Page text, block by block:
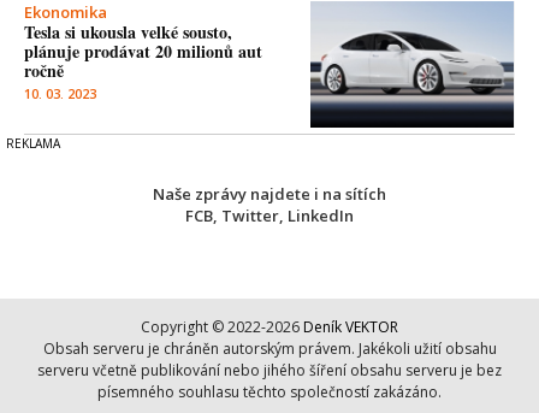
Ekonomika
Tesla si ukousla velké sousto,
plánuje prodávat 20 milionů aut
ročně
10. 03. 2023
Naše zprávy najdete i na sítích
FCB, Twitter, LinkedIn
Copyright © 2022-2026 Deník VEKTOR
Obsah serveru je chráněn autorským právem. Jakékoli užití obsahu
serveru včetně publikování nebo jihého šíření obsahu serveru je bez
písemného souhlasu těchto společností zakázáno.